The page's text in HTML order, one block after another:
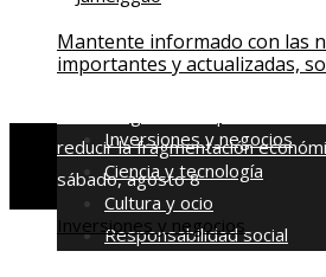
Patrimonio de la Humanidad y
económico y social de la
reducir la fragmentación
sábado, agosto 8
Mantente informado con las
importantes y actualizadas,
Inversiones y negocios
Ciencia y tecnología
Cultura y ocio
Responsabilidad social
Inversiones y negocios